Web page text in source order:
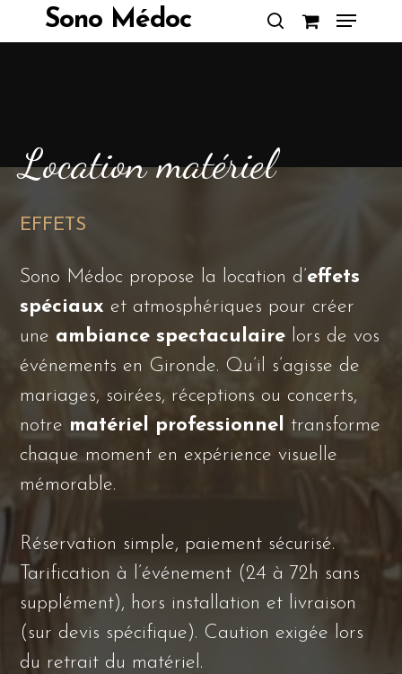
Sono Médoc
search
Menu
EFFETS
Sono Médoc propose la location d’effets
spéciaux et atmosphériques pour créer
une ambiance spectaculaire lors de vos
événements en Gironde. Qu’il s’agisse de
mariages, soirées, réceptions ou concerts,
notre matériel professionnel transforme
chaque moment en expérience visuelle
mémorable.
Réservation simple, paiement sécurisé.
Tarification à l’événement (24 à 72h sans
supplément), hors installation et livraison
(sur devis spécifique). Caution exigée lors
du retrait du matériel.